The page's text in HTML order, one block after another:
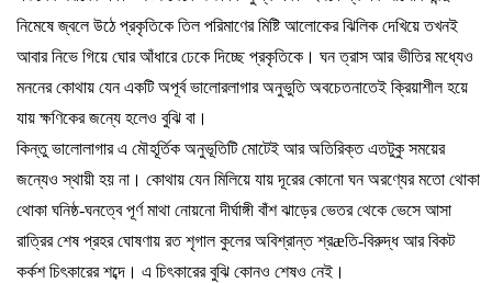
নিমেষে জ্বলে উঠে প্রকৃতিকে তিল পরিমাণের মিষ্টি আলোকের ঝিলিক দেখিয়ে তখনই
আবার নিভে গিয়ে ঘোর আঁধারে ঢেকে দিচ্ছে প্রকৃতিকে। ঘন ত্রাস আর ভীতির মধ্যেও
মননের কোথায় যেন একটি অপূর্ব ভালোরলাগার অনুভুতি অবচেতনাতেই ক্রিয়াশীল হয়ে
যায় ক্ষণিকের জন্যে হলেও বুঝি বা।
কিন্তু ভালোলাগার এ মৌহূর্তিক অনুভূতিটি মোটেই আর অতিরিক্ত এতটুকু সময়ের
জন্যেও স্থায়ী হয় না। কোথায় যেন মিলিয়ে যায় দূরের কোনো ঘন অরণ্যের মতো থোকা
থোকা ঘনিষ্ঠ-ঘনত্বে পূর্ণ মাথা নোয়নো দীর্ঘাঙ্গী বাঁশ ঝাড়ের ভেতর থেকে ভেসে আসা
রাত্রির শেষ প্রহর ঘোষণায় রত শৃগাল কুলের অবিশ্রান্ত শ্রæতি-বিরুদ্ধ আর বিকট
কর্কশ চিৎকারের শব্দে। এ চিৎকারের বুঝি কোনও শেষও নেই।